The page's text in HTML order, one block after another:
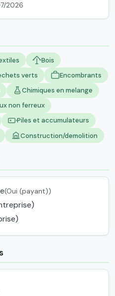
2026
Bois
verts
Encombrants
Chimiques en melange
non ferreux
Piles et accumulateurs
Construction/demolition
(Oui (payant))